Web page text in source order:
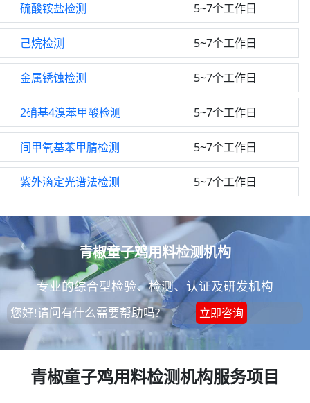
硫酸铵盐检测 5~7个工作日
己烷检测 5~7个工作日
金属锈蚀检测 5~7个工作日
2硝基4溴苯甲酸检测 5~7个工作日
间甲氧基苯甲腈检测 5~7个工作日
紫外滴定光谱法检测 5~7个工作日
青椒童子鸡用料检测机构
专业的综合型检验、检测、认证及研发机构
您好!请问有什么需要帮助吗? 立即咨询
青椒童子鸡用料检测机构服务项目